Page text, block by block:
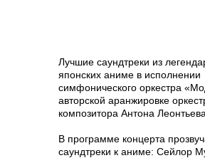
Лучшие саундтреки из
японских аниме в исполнении
симфонического оркестра
авторской аранжировке
композитора Антона Леонтьева.
В программе концерта
саундтреки к аниме: Сейлор